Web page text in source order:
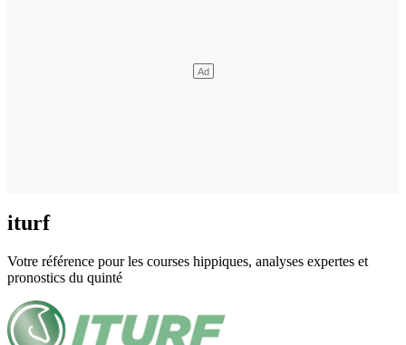
iturf
Votre référence pour les courses hippiques, analyses expertes et
pronostics du quinté